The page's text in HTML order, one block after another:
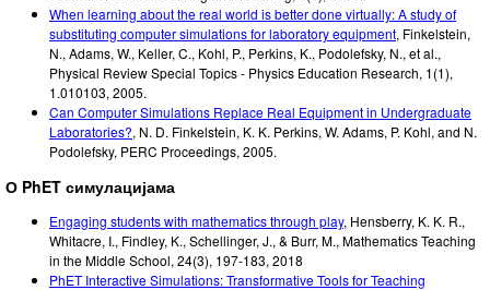
When learning about the real world is better done virtually: A study of
substituting computer simulations for laboratory equipment, Finkelstein,
N., Adams, W., Keller, C., Kohl, P., Perkins, K., Podolefsky, N., et al.,
Physical Review Special Topics - Physics Education Research, 1(1),
1.010103, 2005.
Can Computer Simulations Replace Real Equipment in Undergraduate
Laboratories?, N. D. Finkelstein, K. K. Perkins, W. Adams, P. Kohl, and N.
Podolefsky, PERC Proceedings, 2005.
О PhET симулацијама
Engaging students with mathematics through play, Hensberry, K. K. R.,
Whitacre, I., Findley, K., Schellinger, J., & Burr, M., Mathematics Teaching
in the Middle School, 24(3), 197-183, 2018
PhET Interactive Simulations: Transformative Tools for Teaching